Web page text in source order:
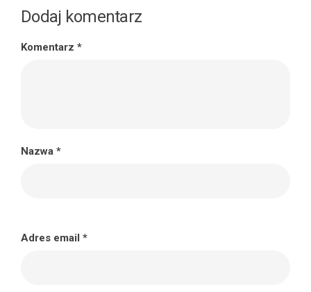
Dodaj komentarz
Komentarz *
Nazwa *
Adres email *